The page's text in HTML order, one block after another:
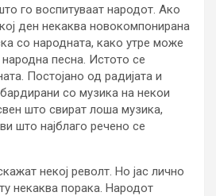
го воспитуваат народот. Ако
ден некаква новокомпонирана
со народната, како утре може
песна. Истото се
Постојано од радијата и
со музика на некои
што свират лоша музика,
што најблаго речено се
некој револт. Но јас лично
некаква порака. Народот